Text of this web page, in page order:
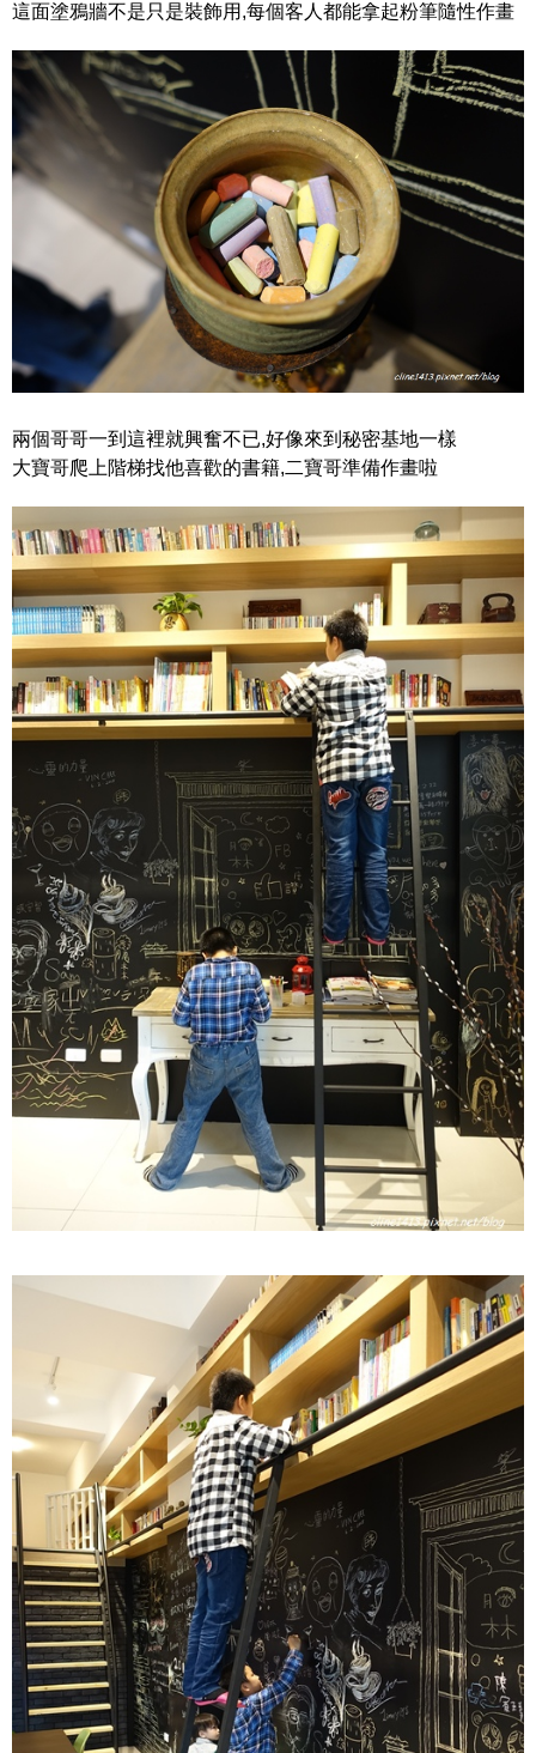
這面塗鴉牆不是只是裝飾用,每個客人都能拿起粉筆隨性作畫
兩個哥哥一到這裡就興奮不已,好像來到秘密基地一樣
大寶哥爬上階梯找他喜歡的書籍,二寶哥準備作畫啦